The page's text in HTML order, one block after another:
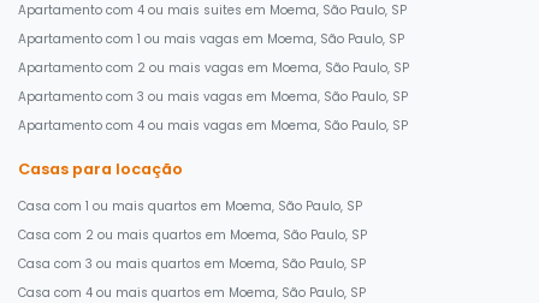
Apartamento com 4 ou mais suites em Moema, São Paulo, SP
Apartamento com 1 ou mais vagas em Moema, São Paulo, SP
Apartamento com 2 ou mais vagas em Moema, São Paulo, SP
Apartamento com 3 ou mais vagas em Moema, São Paulo, SP
Apartamento com 4 ou mais vagas em Moema, São Paulo, SP
Casas para locação
Casa com 1 ou mais quartos em Moema, São Paulo, SP
Casa com 2 ou mais quartos em Moema, São Paulo, SP
Casa com 3 ou mais quartos em Moema, São Paulo, SP
Casa com 4 ou mais quartos em Moema, São Paulo, SP